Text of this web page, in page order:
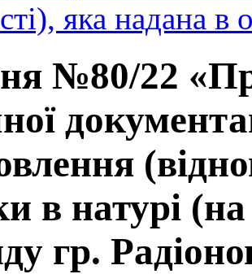
яка надана
№80/22
в натурі
гр.